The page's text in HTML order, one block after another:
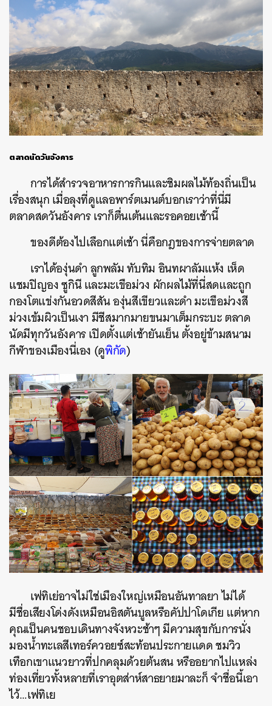
ตลาดนัดวันอังคาร
การได้สำรวจอาหารการกินและชิมผลไม้ท้องถิ่นเป็น
เรื่องสนุก เมื่อลุงที่ดูแลอพาร์ตเมนต์บอกเราว่าที่นี่มี
ตลาดสดวันอังคาร เราก็ตื่นเต้นและรอคอยเช้านี้
ของดีต้องไปเลือกแต่เช้า นี่คือกฎของการจ่ายตลาด
เราได้องุ่นดำ ลูกพลัม ทับทิม อินทผาลัมแห้ง เห็ด
แชมปิญอง ซูกินี และมะเขือม่วง ผักผลไม้ที่นี่สดและถูก
กองโตแข่งกันอวดสีสัน องุ่นสีเขียวและดำ มะเขือม่วงสี
ม่วงเข้มผิวเป็นเงา มีชีสมากมายขนมาเต็มกระบะ ตลาด
นัดมีทุกวันอังคาร เปิดตั้งแต่เช้ายันเย็น ตั้งอยู่ข้ามสนาม
กีฬาของเมืองนี่เอง (ดูพิกัด)
เฟทิเย่อาจไม่ใช่เมืองใหญ่เหมือนอันทาลยา ไม่ได้
มีชื่อเสียงโด่งดังเหมือนอิสตันบูลหรือคัปปาโดเกีย แต่หาก
คุณเป็นคนชอบเดินทางจังหวะช้าๆ มีความสุขกับการนั่ง
มองน้ำทะเลสีเทอร์ควอยซ์สะท้อนประกายแดด ชมวิว
เทือกเขาแนวยาวที่ปกคลุมด้วยต้นสน หรืออยากไปแหล่ง
ท่องเที่ยวทั้งหลายที่เราอุตส่าห์สาธยายมาละก็ จำชื่อนี้เอา
ไว้…เฟทิเย